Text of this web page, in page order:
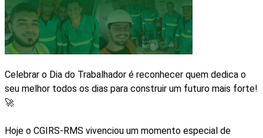
Celebrar o Dia do Trabalhador é reconhecer quem dedica o
seu melhor todos os dias para construir um futuro mais forte!
🚀
Hoje o CGIRS-RMS vivenciou um momento especial de